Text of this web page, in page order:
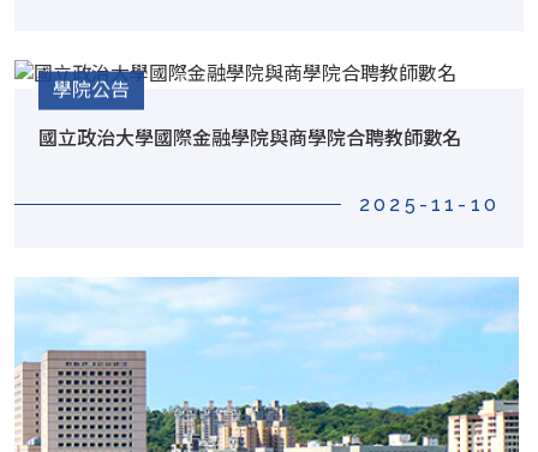
學院公告
國立政治大學國際金融學院與商學院合聘教師數名
2025-11-10